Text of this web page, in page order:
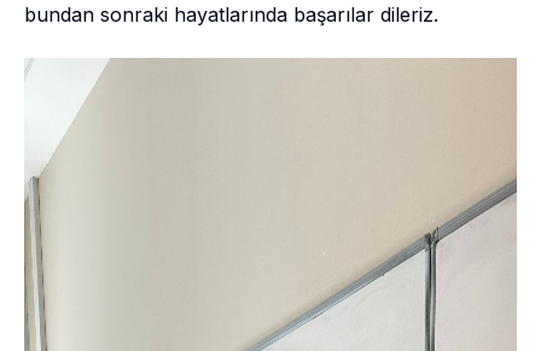
bundan sonraki hayatlarında başarılar dileriz.